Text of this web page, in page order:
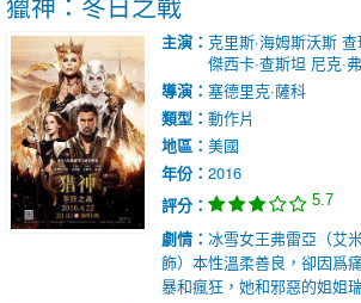
主演： 克里斯·海姆斯沃斯 查
傑西卡·查斯坦 尼克·
導演： 塞德里克·薩科
類型： 動作片
地區： 美國
年份： 2016
評分：
5.7
劇情： 冰雪女王弗雷亞（艾
飾）本性溫柔善良，卻因爲
暴和瘋狂，她和邪惡的姐姐